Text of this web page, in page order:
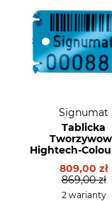
Signumat
Tablicka
Hightech-
dwie linie
809,00 zł
869,00 zł
2 warianty